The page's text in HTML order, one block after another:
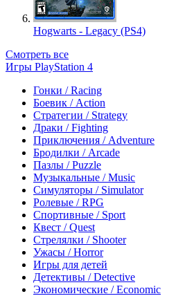
Hogwarts - Legacy (PS4)
Смотреть все
Игры PlayStation 4
Гонки / Racing
Боевик / Action
Стратегии / Strategy
Драки / Fighting
Приключения / Adventure
Бродилки / Arcade
Пазлы / Puzzle
Музыкальные / Music
Симуляторы / Simulator
Ролевые / RPG
Спортивные / Sport
Квест / Quest
Стрелялки / Shooter
Ужасы / Horror
Игры для детей
Детективы / Detective
Экономические / Economic